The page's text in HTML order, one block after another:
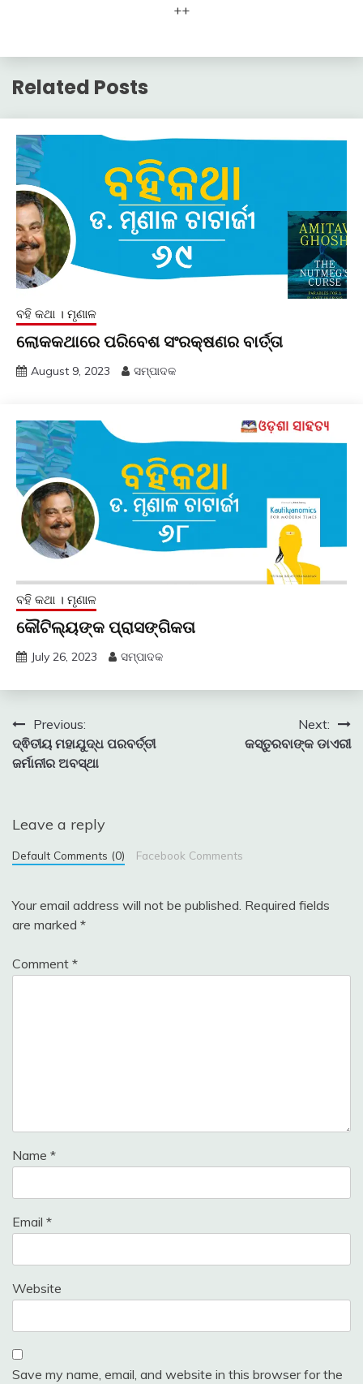
++
Related Posts
ବହି କଥା । ମୃଣାଳ
ଲୋକକଥାରେ ପରିବେଶ ସଂରକ୍ଷଣର ବାର୍ତ୍ତା
August 9, 2023 ସମ୍ପାଦକ
ବହି କଥା । ମୃଣାଳ
କୌଟିଲ୍ୟଙ୍କ ପ୍ରାସଙ୍ଗିକତା
July 26, 2023 ସମ୍ପାଦକ
Post
navigation
Previous:
ଦ୍ଵିତୀୟ ମହାଯୁଦ୍ଧ ପରବର୍ତ୍ତୀ
ଜର୍ମାନୀର ଅବସ୍ଥା
Next:
କସ୍ତୁରବାଙ୍କ ଡାଏରୀ
Leave a reply
Default Comments (0) Facebook Comments
Your email address will not be published. Required fields
are marked *
Comment *
Name *
Email *
Website
Save my name, email, and website in this browser for the